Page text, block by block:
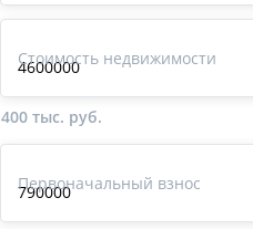
Стоимость недвижимости
400 тыс. руб.
Первоначальный взнос